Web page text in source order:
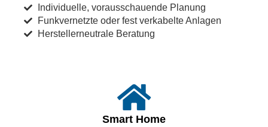
Individuelle, vorausschauende Planung
Funkvernetzte oder fest verkabelte Anlagen
Herstellerneutrale Beratung
Smart Home